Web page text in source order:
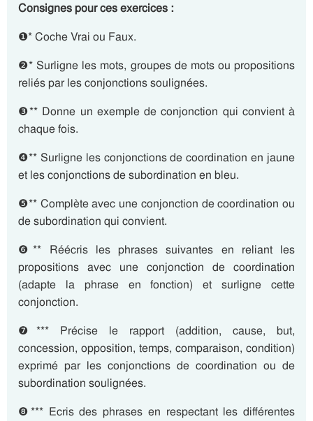
Consignes pour ces exercices :
❶* Coche Vrai ou Faux.
❷* Surligne les mots, groupes de mots ou propositions
reliés par les conjonctions soulignées.
❸** Donne un exemple de conjonction qui convient à
chaque fois.
❹** Surligne les conjonctions de coordination en jaune
et les conjonctions de subordination en bleu.
❺** Complète avec une conjonction de coordination ou
de subordination qui convient.
❻** Réécris les phrases suivantes en reliant les
propositions avec une conjonction de coordination
(adapte la phrase en fonction) et surligne cette
conjonction.
❼*** Précise le rapport (addition, cause, but,
concession, opposition, temps, comparaison, condition)
exprimé par les conjonctions de coordination ou de
subordination soulignées.
❽*** Ecris des phrases en respectant les différentes